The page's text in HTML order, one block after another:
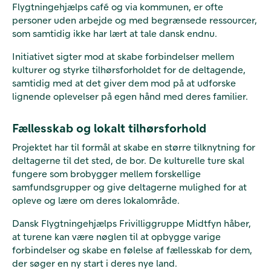
Flygtningehjælps café og via kommunen, er ofte
personer uden arbejde og med begrænsede ressourcer,
som samtidig ikke har lært at tale dansk endnu.
Initiativet sigter mod at skabe forbindelser mellem
kulturer og styrke tilhørsforholdet for de deltagende,
samtidig med at det giver dem mod på at udforske
lignende oplevelser på egen hånd med deres familier.
Fællesskab og lokalt tilhørsforhold
Projektet har til formål at skabe en større tilknytning for
deltagerne til det sted, de bor. De kulturelle ture skal
fungere som brobygger mellem forskellige
samfundsgrupper og give deltagerne mulighed for at
opleve og lære om deres lokalområde.
Dansk Flygtningehjælps Frivilliggruppe Midtfyn håber,
at turene kan være nøglen til at opbygge varige
forbindelser og skabe en følelse af fællesskab for dem,
der søger en ny start i deres nye land.